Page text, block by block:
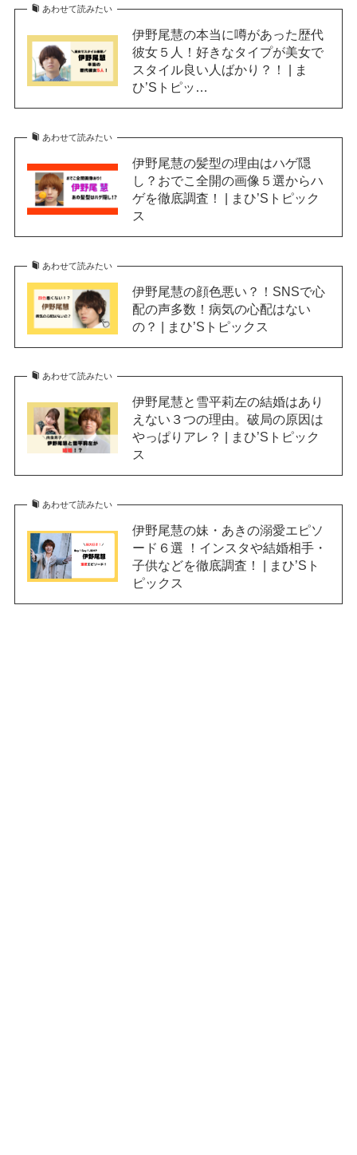
あわせて読みたい
伊野尾慧の本当に噂があった歴代
彼女５人！好きなタイプが美女で
スタイル良い人ばかり？！ | ま
ひ’Sトピッ…
あわせて読みたい
伊野尾慧の髪型の理由はハゲ隠
し？おでこ全開の画像５選からハ
ゲを徹底調査！ | まひ’Sトピック
ス
あわせて読みたい
伊野尾慧の顔色悪い？！SNSで心
配の声多数！病気の心配はない
の？ | まひ’Sトピックス
あわせて読みたい
伊野尾慧と雪平莉左の結婚はあり
えない３つの理由。破局の原因は
やっぱりアレ？ | まひ’Sトピック
ス
あわせて読みたい
伊野尾慧の妹・あきの溺愛エピソ
ード６選 ！インスタや結婚相手・
子供などを徹底調査！ | まひ’Sト
ピックス